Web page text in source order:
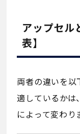
アップセル
表】
両者の違いを以
適しているかは
によって変わり